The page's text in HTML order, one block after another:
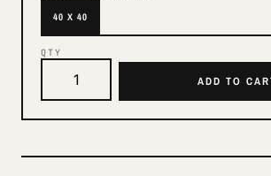
40 X 40
QTY
ADD TO